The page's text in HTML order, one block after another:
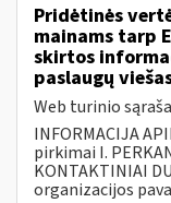
Pridėtinės
mainams tarp
skirtos
paslaugų
Web turinio
INFORMACIJA
pirkimai I.
KONTAKTINIAI
organizacijos